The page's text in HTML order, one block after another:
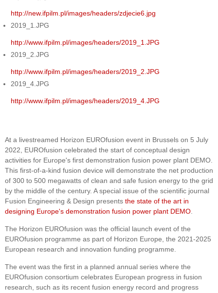
http://new.ifpilm.pl/images/headers/zdjecie6.jpg
2019_1.JPG
http://www.ifpilm.pl/images/headers/2019_1.JPG
2019_2.JPG
http://www.ifpilm.pl/images/headers/2019_2.JPG
2019_4.JPG
http://www.ifpilm.pl/images/headers/2019_4.JPG
At a livestreamed Horizon EUROfusion event in Brussels on 5 July
2022, EUROfusion celebrated the start of conceptual design
activities for Europe's first demonstration fusion power plant DEMO.
This first-of-a-kind fusion device will demonstrate the net production
of 300 to 500 megawatts of clean and safe fusion energy to the grid
by the middle of the century. A special issue of the scientific journal
Fusion Engineering & Design presents the state of the art in
designing Europe's demonstration fusion power plant DEMO.
The Horizon EUROfusion was the official launch event of the
EUROfusion programme as part of Horizon Europe, the 2021-2025
European research and innovation funding programme.
The event was the first in a planned annual series where the
EUROfusion consortium celebrates European progress in fusion
research, such as its recent fusion energy record and progress